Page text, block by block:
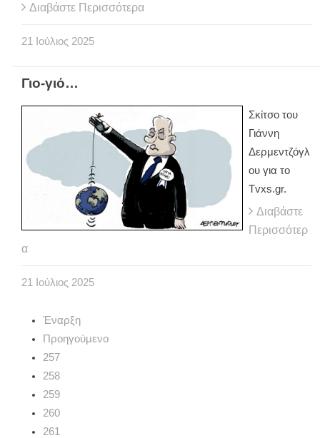
Διαβάστε Περισσότερα
21 Ιούλιος 2025
Γιο-γιό…
Σκίτσο του
Γιάννη
Δερμεντζόγλ
ου για το
Tvxs.gr.
Διαβάστε
Περισσότερ
α
21 Ιούλιος 2025
Έναρξη
Προηγούμενο
257
258
259
260
261